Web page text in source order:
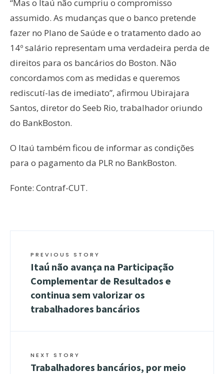
“Mas o Itaú não cumpriu o compromisso
assumido. As mudanças que o banco pretende
fazer no Plano de Saúde e o tratamento dado ao
14º salário representam uma verdadeira perda de
direitos para os bancários do Boston. Não
concordamos com as medidas e queremos
rediscutí-las de imediato”, afirmou Ubirajara
Santos, diretor do Seeb Rio, trabalhador oriundo
do BankBoston.
O Itaú também ficou de informar as condições
para o pagamento da PLR no BankBoston.
Fonte: Contraf-CUT.
PREVIOUS STORY
Itaú não avança na Participação
Complementar de Resultados e
continua sem valorizar os
trabalhadores bancários
NEXT STORY
Trabalhadores bancários, por meio